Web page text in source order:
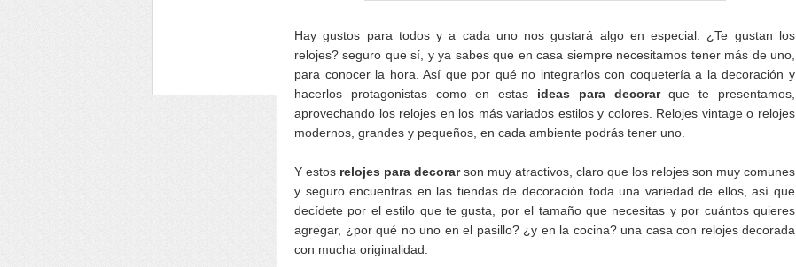
Hay gustos para todos y a cada uno nos gustará algo en especial. ¿Te gustan los
relojes? seguro que sí, y ya sabes que en casa siempre necesitamos tener más de uno,
para conocer la hora. Así que por qué no integrarlos con coquetería a la decoración y
hacerlos protagonistas como en estas ideas para decorarque te presentamos,
aprovechando los relojes en los más variados estilos y colores. Relojes vintage o relojes
modernos, grandes y pequeños, en cada ambiente podrás tener uno.
Y estos relojes para decorarson muy atractivos, claro que los relojes son muy comunes
y seguro encuentras en las tiendas de decoración toda una variedad de ellos, así que
decídete por el estilo que te gusta, por el tamaño que necesitas y por cuántos quieres
agregar, ¿por qué no uno en el pasillo? ¿y en la cocina? una casa con relojes decorada
con mucha originalidad.